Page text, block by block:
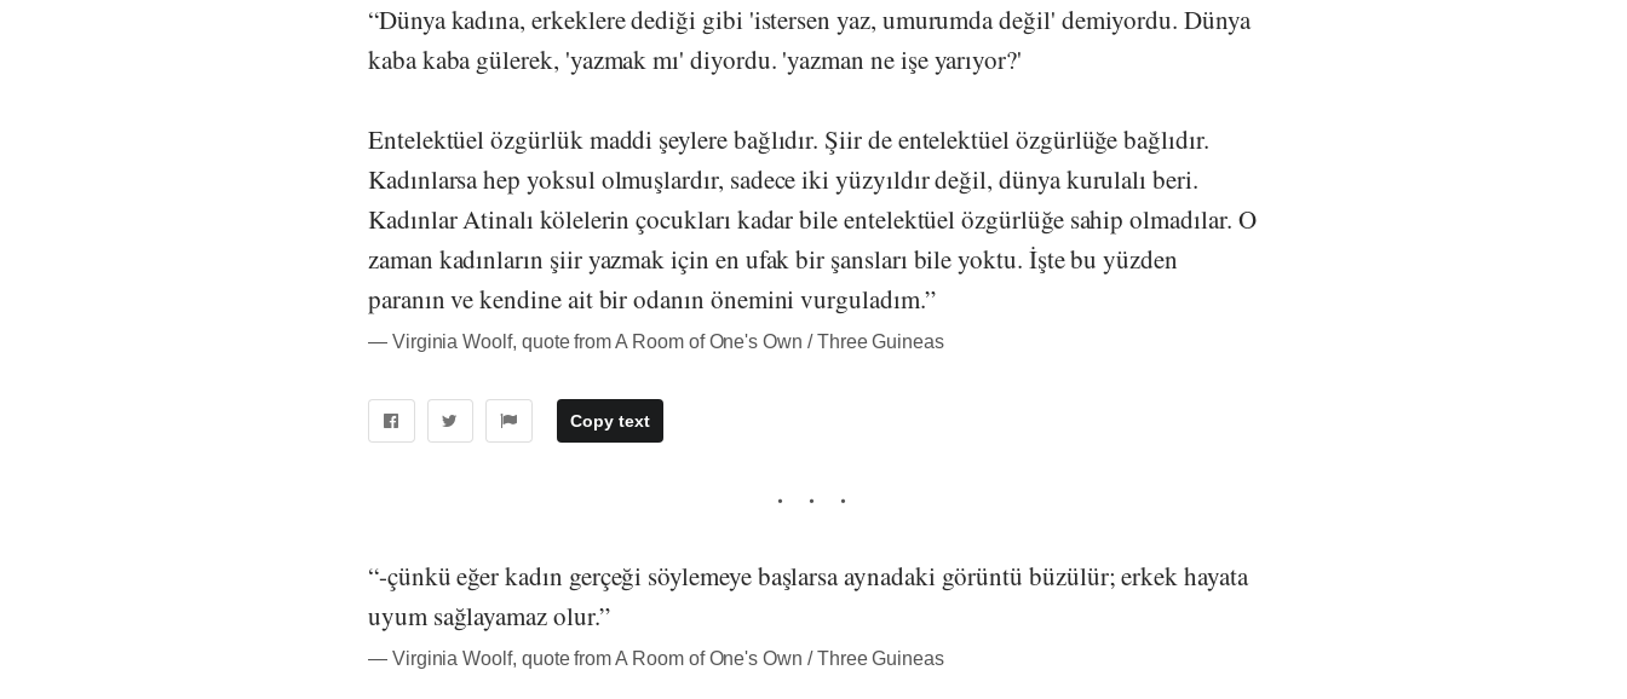
“Dünya kadına, erkeklere dediği gibi 'istersen yaz, umurumda değil' demiyordu. Dünya
kaba kaba gülerek, 'yazmak mı' diyordu. 'yazman ne işe yarıyor?'
Entelektüel özgürlük maddi şeylere bağlıdır. Şiir de entelektüel özgürlüğe bağlıdır.
Kadınlarsa hep yoksul olmuşlardır, sadece iki yüzyıldır değil, dünya kurulalı beri.
Kadınlar Atinalı kölelerin çocukları kadar bile entelektüel özgürlüğe sahip olmadılar. O
zaman kadınların şiir yazmak için en ufak bir şansları bile yoktu. İşte bu yüzden
paranın ve kendine ait bir odanın önemini vurguladım.”
― Virginia Woolf, quote from A Room of One's Own / Three Guineas
Copy text
“-çünkü eğer kadın gerçeği söylemeye başlarsa aynadaki görüntü büzülür; erkek hayata
uyum sağlayamaz olur.”
― Virginia Woolf, quote from A Room of One's Own / Three Guineas